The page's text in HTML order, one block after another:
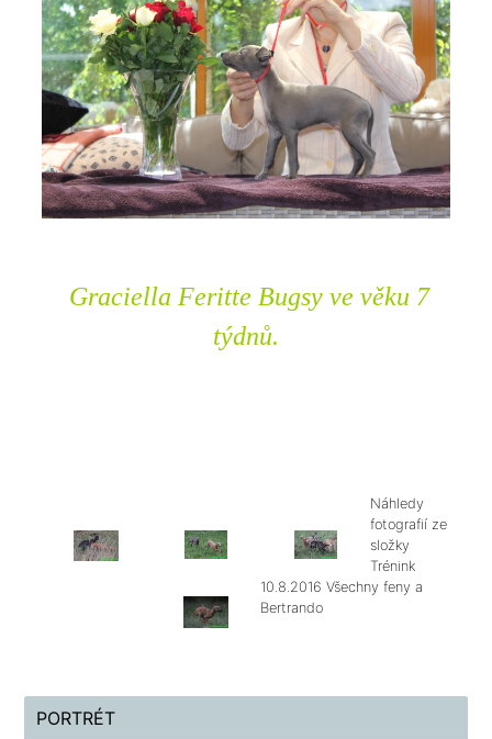
Graciella Feritte Bugsy ve věku 7
týdnů.
Náhledy
fotografií ze
složky
Trénink
10.8.2016 Všechny feny a
Bertrando
PORTRÉT